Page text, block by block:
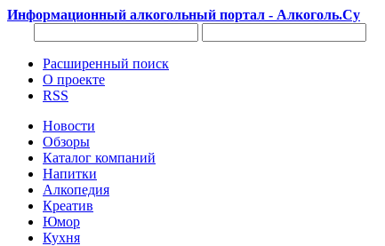
Информационный алкогольный портал - Алкоголь.Су
Расширенный поиск
О проекте
RSS
Новости
Обзоры
Каталог компаний
Напитки
Алкопедия
Креатив
Юмор
Кухня